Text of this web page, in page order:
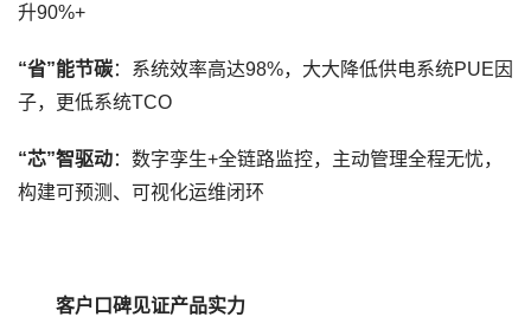
升90%+
“省”能节碳：系统效率高达98%，大大降低供电系统PUE 因
子，更低系统TCO
“芯”智驱动：数字孪生+全链路监控，主动管理全程无忧，
构建可预测、可视化运维闭环
客户口碑见证产品实力